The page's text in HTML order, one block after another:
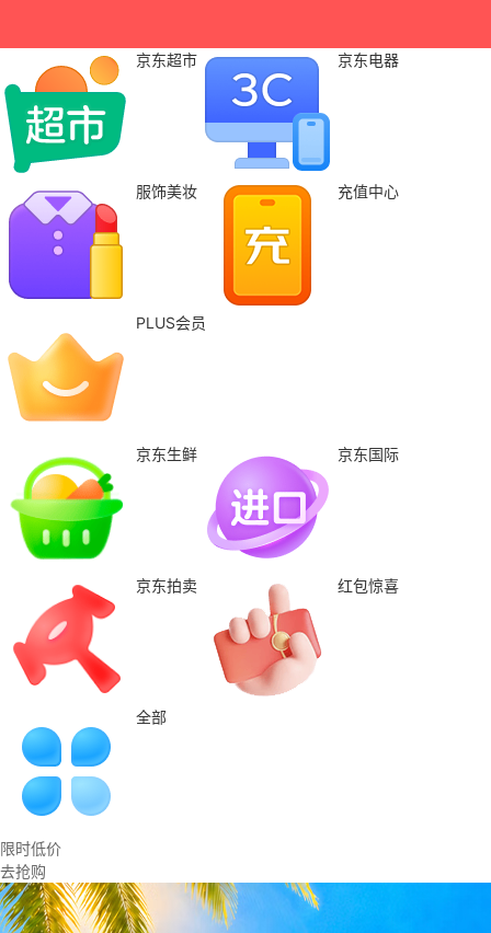
京东超市 京东电器
服饰美妆 充值中心
PLUS会员
京东生鲜 京东国际
京东拍卖 红包惊喜
全部
限时低价
去抢购